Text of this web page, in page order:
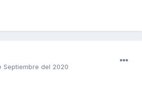
Septiembre del 2020